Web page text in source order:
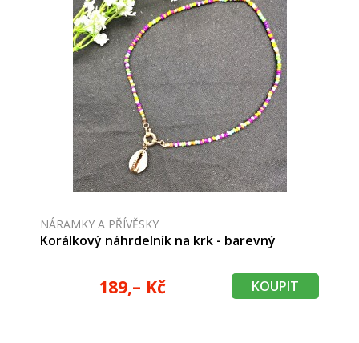
NÁRAMKY A PŘÍVĚSKY
Korálkový náhrdelník na krk - barevný
189,– Kč KOUPIT